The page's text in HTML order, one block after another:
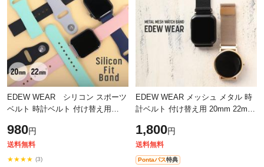
EDEW WEAR シリコン スポーツ
ベルト 時計ベルト 付け替え用
しゃれ 時計用バンド 着せ替え ス
ポーツウ
980円
送料無料
★★★★ (3)
EDEW WEAR メッシュ メタル 時
計ベルト 付け替え用 20mm 22mm
せ替え スポーツウォッチ用 スマー
トウォ
1,800円
送料無料
Pontaパス特典